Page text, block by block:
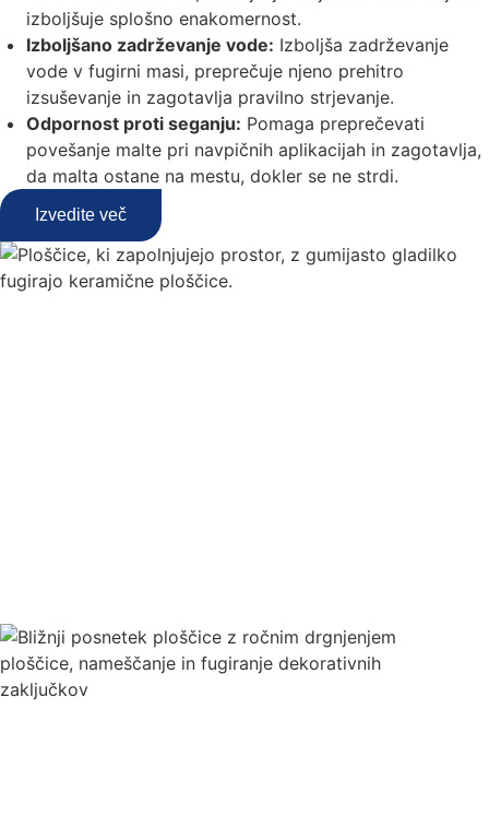
izboljšuje splošno enakomernost.
Izboljšano zadrževanje vode: Izboljša zadrževanje
vode v fugirni masi, preprečuje njeno prehitro
izsuševanje in zagotavlja pravilno strjevanje.
Odpornost proti seganju: Pomaga preprečevati
povešanje malte pri navpičnih aplikacijah in zagotavlja,
da malta ostane na mestu, dokler se ne strdi.
Izvedite več